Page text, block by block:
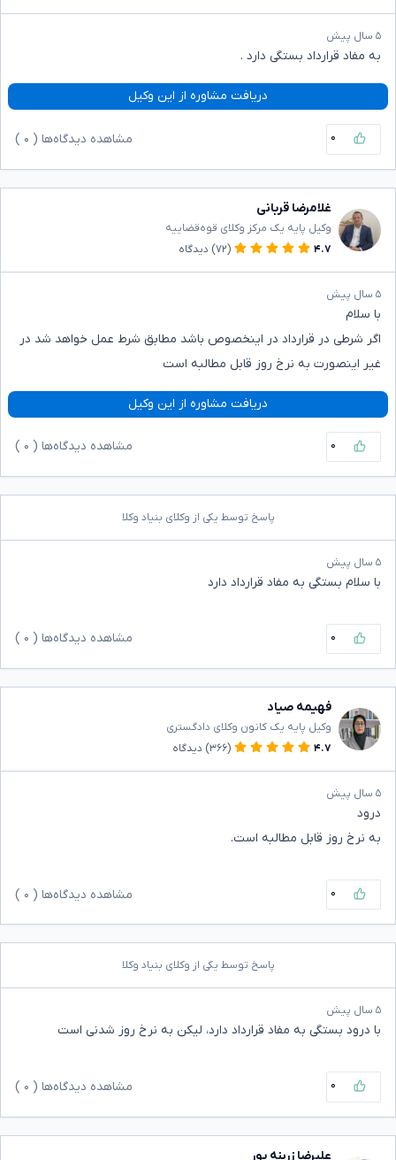
۵ سال پیش
به مفاد قرارداد بستگی دارد .
دریافت مشاوره از این وکیل
۰ مشاهده دیدگاه‌ها ( ۰
غلامرضا قربانی
وکیل پایه یک مرکز وکلای قوه‌قضاییه
۴.۷
(۷۲) دیدگاه
۵ سال پیش
با سلام
اگر شرطی در قرارداد در اینخصوص باشد مطابق شرط عمل خواهد شد در
غیر اینصورت به نرخ روز قابل مطالبه است
دریافت مشاوره از این وکیل
۰ مشاهده دیدگاه‌ها ( ۰
پاسخ توسط یکی از وکلای بنیاد وکلا
۵ سال پیش
با سلام بستگی به مفاد قرارداد دارد
۰ مشاهده دیدگاه‌ها ( ۰
فهیمه صیاد
وکیل پایه یک کانون وکلای دادگستری
۴.۷
(۳۶۶) دیدگاه
۵ سال پیش
درود
به نرخ روز قابل مطالبه است.
۰ مشاهده دیدگاه‌ها ( ۰
پاسخ توسط یکی از وکلای بنیاد وکلا
۵ سال پیش
با درود بستگی به مفاد قرارداد دارد، لیکن به نرخ روز شدنی است
۰ مشاهده دیدگاه‌ها ( ۰
علیرضا زرینه پور